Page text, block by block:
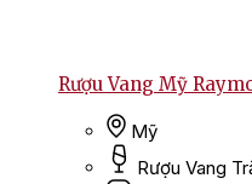
Rượu Vang Mỹ
Mỹ
Rượu Vang